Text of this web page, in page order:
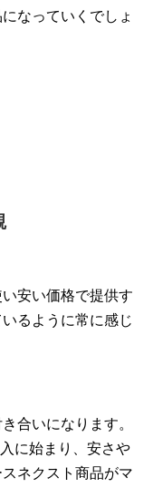
なっていくでしょ
安い価格で提供す
るように常に感じ
合いになります。
に始まり、安さや
ネクスト商品がマ